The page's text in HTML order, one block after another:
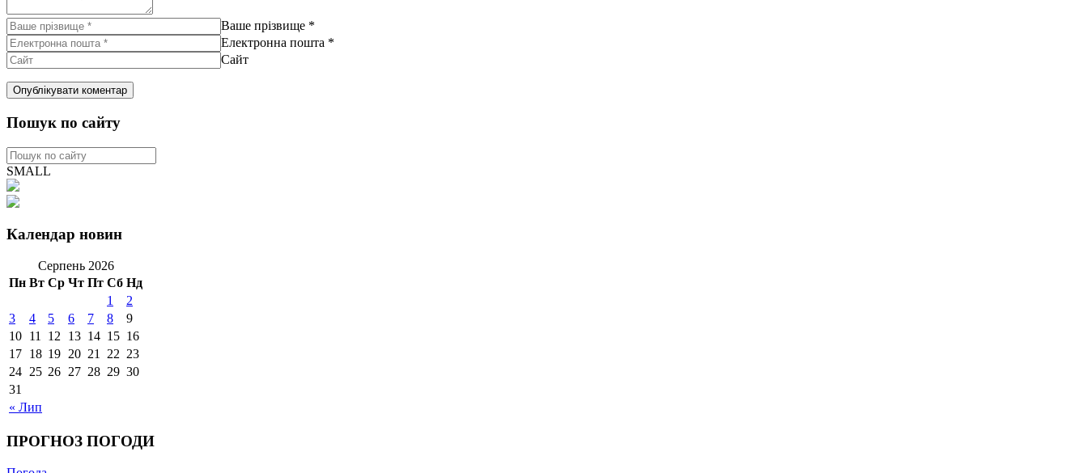
Ваше прізвище *
Електронна пошта *
Сайт
Пошук по сайту
SMALL
Календар новин
Серпень 2026
Пн Вт Ср Чт Пт Сб Нд
« Лип
1
2
3
4 5 6 7 8
9
10 11 12 13 14 15 16
17 18 19 20 21 22 23
24 25 26 27 28 29 30
31
ПРОГНОЗ ПОГОДИ